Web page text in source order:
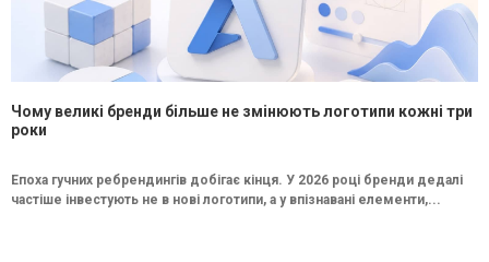
Чому великі бренди більше не змінюють логотипи кожні три
роки
Епоха гучних ребрендингів добігає кінця. У 2026 році бренди дедалі
частіше інвестують не в нові логотипи, а у впізнавані елементи,...